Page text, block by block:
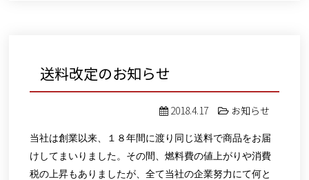
送料改定のお知らせ
2018.4.17 お知らせ
当社は創業以来、１８年間に渡り同じ送料で商品をお届
けしてまいりました。その間、燃料費の値上がりや消費
税の上昇もありましたが、全て当社の企業努力にて何と